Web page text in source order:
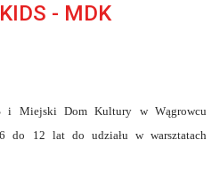
- MDK
i Miejski Dom Kultury w Wągrowcu
do 12 lat do udziału w warsztatach